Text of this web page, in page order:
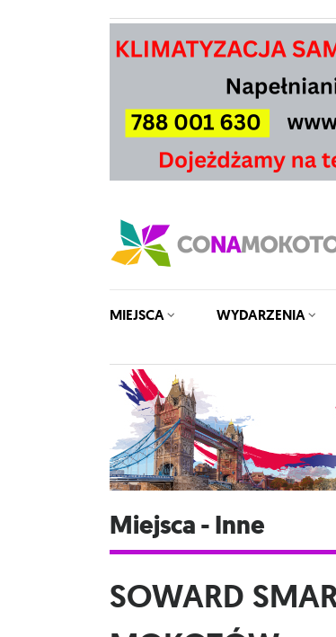
MIEJSCA WYDARZENIA
Miejsca - Inne
SOWARD